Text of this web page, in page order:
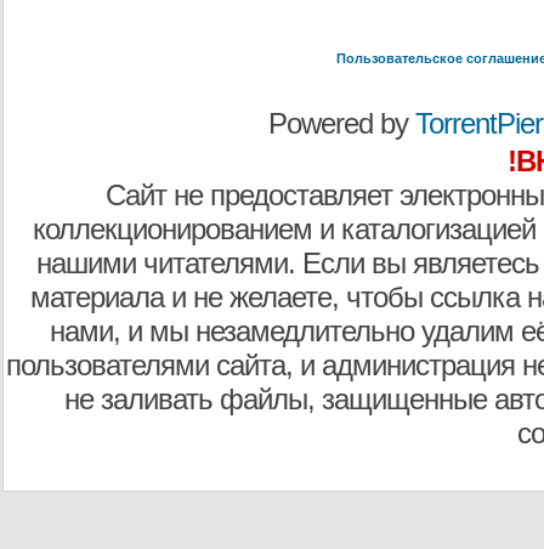
Пользовательское
Powered by
Сайт не предоставляет
коллекционированием и
нашими читателями. Если вы являетесь
материала и не желаете, чтобы ссылка
нами, и мы незамедлительно удалим
пользователями сайта, и администрация
не заливать файлы, защищенные